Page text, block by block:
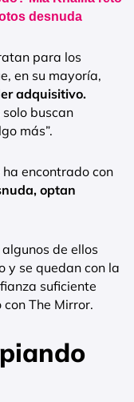
desnuda
para los
en su mayoría,
adquisitivo.
buscan
más”.
encontrado con
optan
algunos de ellos
y se quedan con la
suficiente
The Mirror.